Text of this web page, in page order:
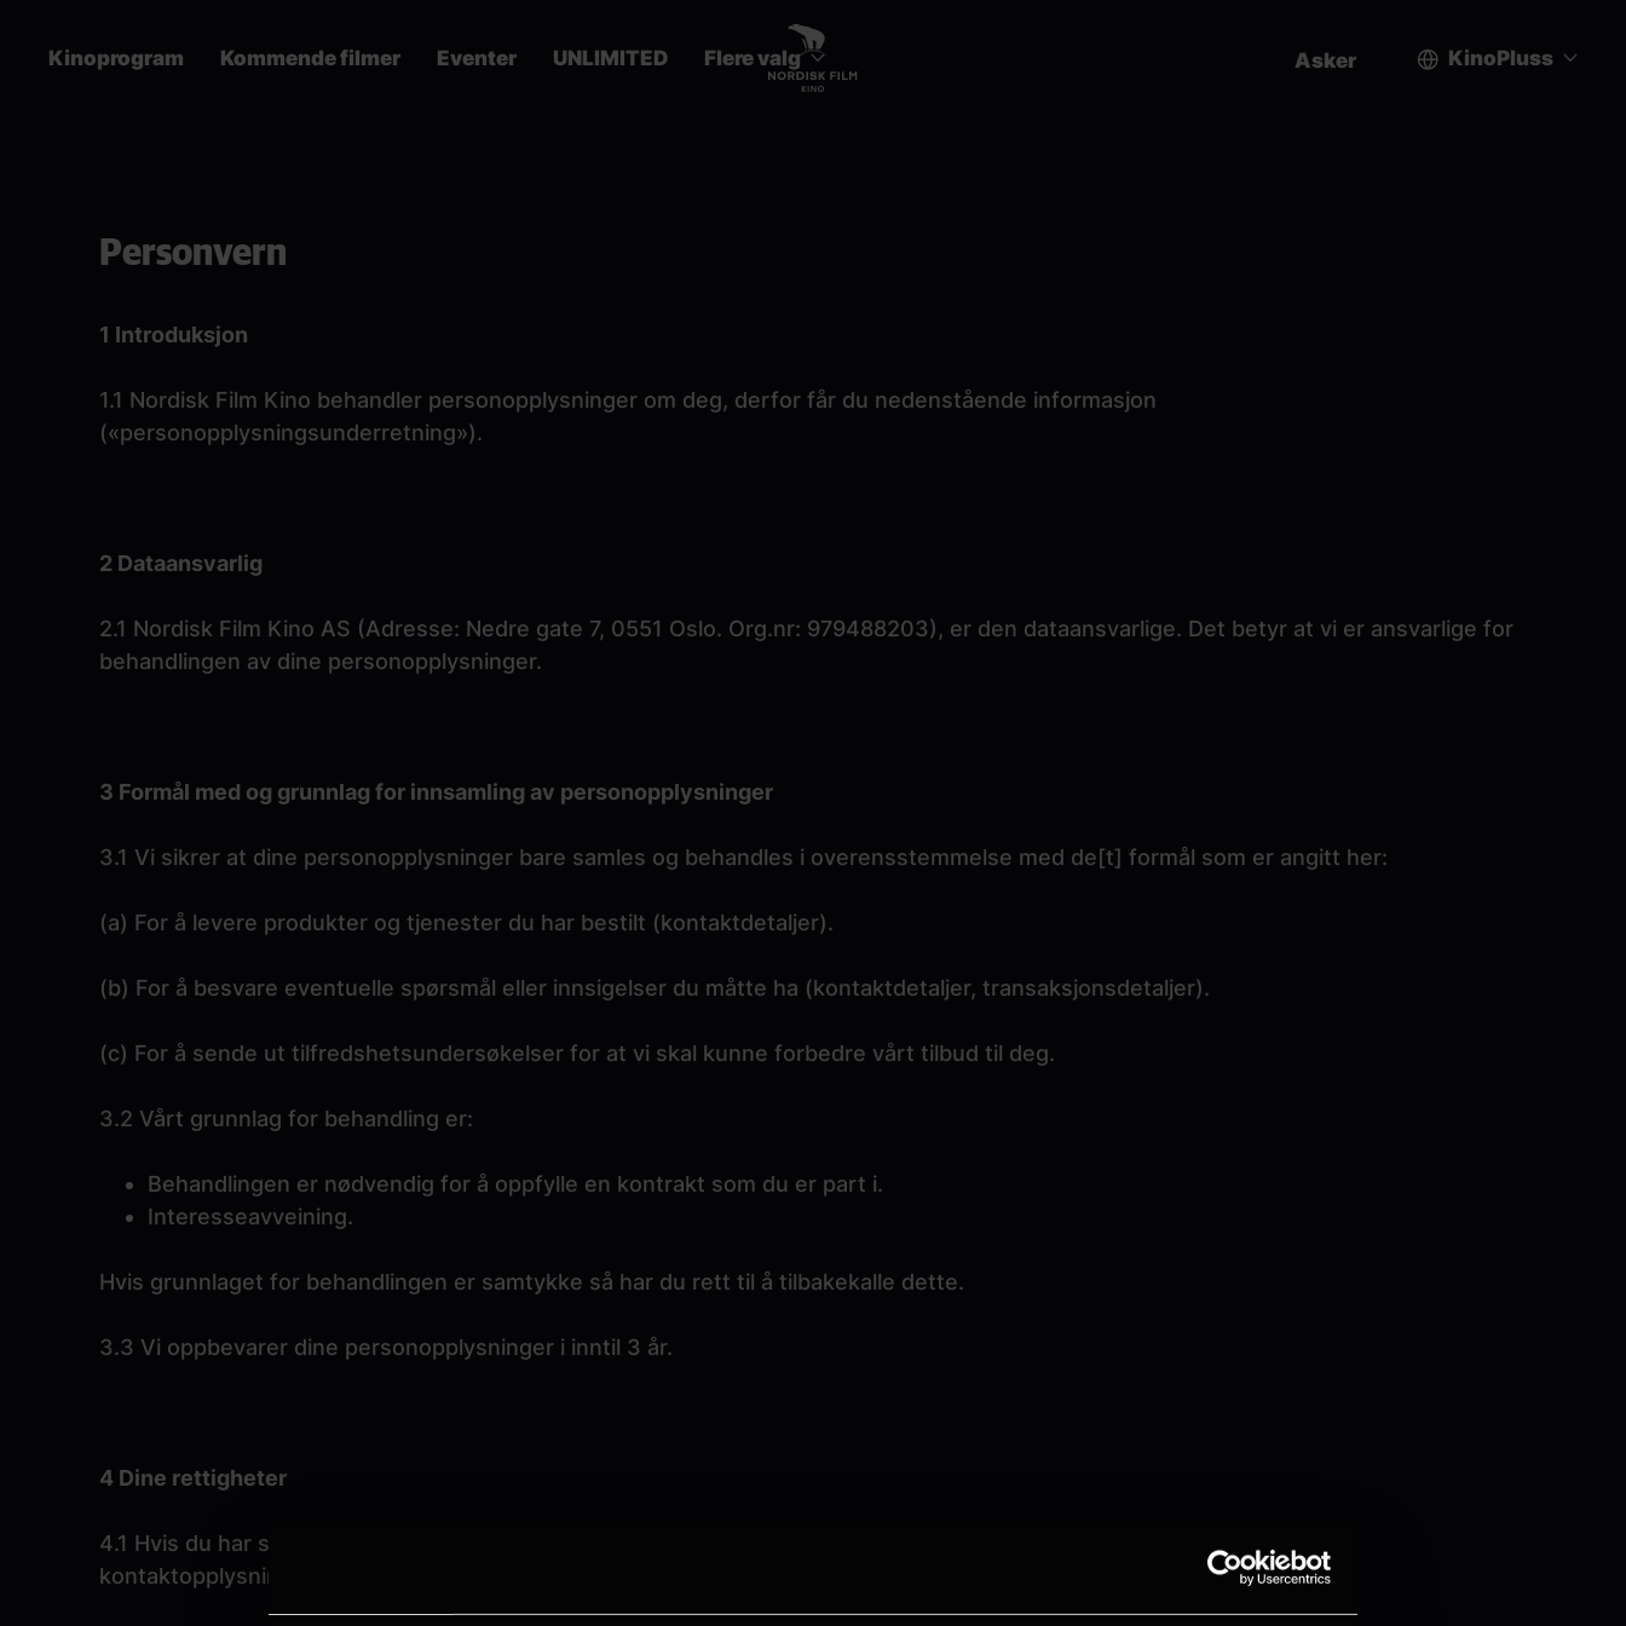
Kinoprogram Kommende filmer Eventer UNLIMITED Flere valg Asker KinoPluss
Personvern
1 Introduksjon
1.1 Nordisk Film Kino behandler personopplysninger om deg, derfor får du nedenstående informasjon
(«personopplysningsunderretning»).
2 Dataansvarlig
2.1 Nordisk Film Kino AS (Adresse: Nedre gate 7, 0551 Oslo. Org.nr: 979488203), er den dataansvarlige. Det betyr at vi er ansvarlige for
behandlingen av dine personopplysninger.
3 Formål med og grunnlag for innsamling av personopplysninger
3.1 Vi sikrer at dine personopplysninger bare samles og behandles i overensstemmelse med de[t] formål som er angitt her:
(a) For å levere produkter og tjenester du har bestilt (kontaktdetaljer).
(b) For å besvare eventuelle spørsmål eller innsigelser du måtte ha (kontaktdetaljer, transaksjonsdetaljer).
(c) For å sende ut tilfredshetsundersøkelser for at vi skal kunne forbedre vårt tilbud til deg.
3.2 Vårt grunnlag for behandling er:
Behandlingen er nødvendig for å oppfylle en kontrakt som du er part i.
Interesseavveining.
Hvis grunnlaget for behandlingen er samtykke så har du rett til å tilbakekalle dette.
3.3 Vi oppbevarer dine personopplysninger i inntil 3 år.
4 Dine rettigheter
4.1 Hvis du har spørsmål vedrørende vår behandling av dine personopplysninger, kan du rette en henvendelse til oss via
kontaktopplysningene beskrevet i punkt 6 nedenfor.